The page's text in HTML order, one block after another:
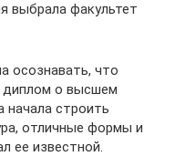
выбрала факультет
осознавать, что
диплом о высшем
начала строить
отличные формы и
ее известной.